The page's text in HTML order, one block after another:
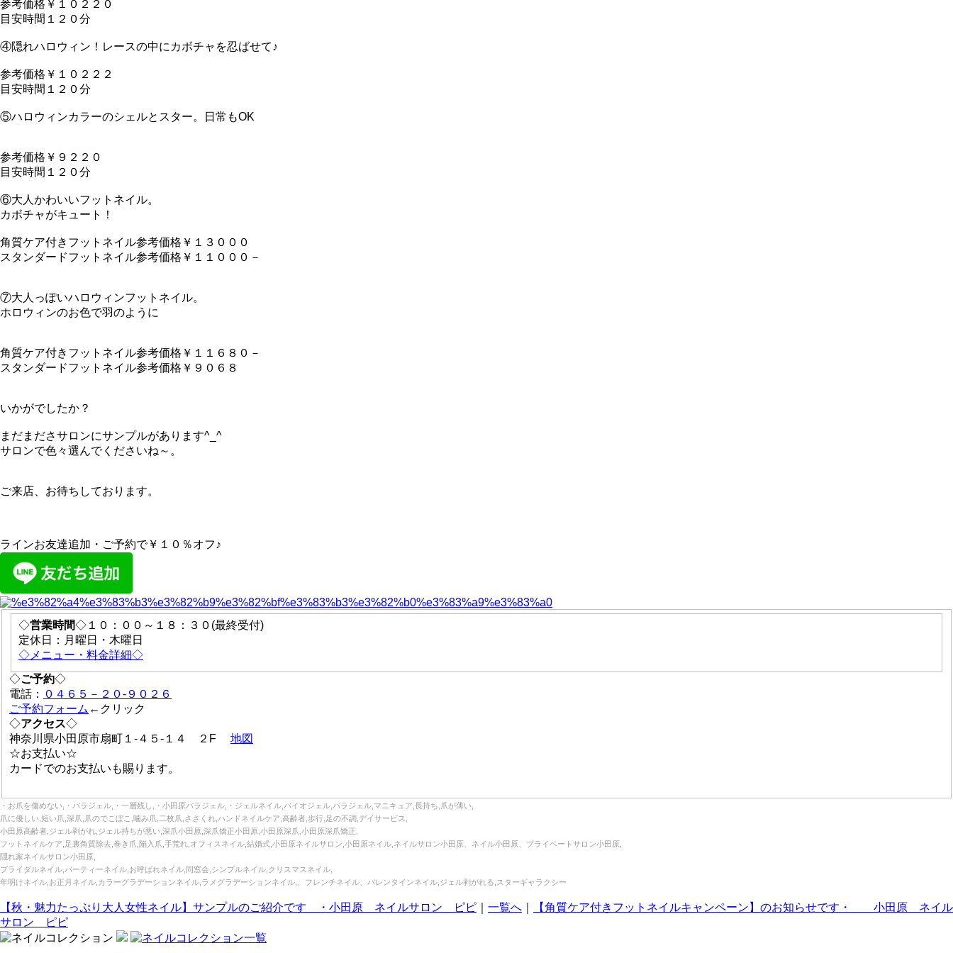
参考価格￥１０２２０
目安時間１２０分
④隠れハロウィン！レースの中にカボチャを忍ばせて♪
参考価格￥１０２２２
目安時間１２０分
⑤ハロウィンカラーのシェルとスター。日常もOK
参考価格￥９２２０
目安時間１２０分
⑥大人かわいいフットネイル。
カボチャがキュート！
角質ケア付きフットネイル参考価格￥１３０００
スタンダードフットネイル参考価格￥１１０００－
⑦大人っぽいハロウィンフットネイル。
ホロウィンのお色で羽のように
角質ケア付きフットネイル参考価格￥１１６８０－
スタンダードフットネイル参考価格￥９０６８
いかがでしたか？
まだまださサロンにサンプルがあります^_^
サロンで色々選んでくださいね～。
ご来店、お待ちしております。
ラインお友達追加・ご予約で￥１０％オフ♪
◇営業時間◇１０：００～１８：３０(最終受付)
定休日：月曜日・木曜日
◇メニュー・料金詳細◇
◇ご予約◇
電話： ０４６５－２０-９０２６
ご予約フォーム ←クリック
◇アクセス◇
神奈川県小田原市扇町１-４５-１４ ２F 地図
☆お支払い☆
カードでのお支払いも賜ります。
・お爪を傷めない,・パラジェル,・一層残し,・小田原パラジェル,・ジェルネイル,バイオジェル,パラジェル,マニキュア,長持ち,爪が薄い,
爪に優しい,短い爪,深爪,爪のでこぼこ,噛み爪,二枚爪,ささくれ,ハンドネイルケア,高齢者,歩行,足の不調,デイサービス,
小田原高齢者,ジェル剥がれ,ジェル持ちが悪い,深爪小田原,深爪矯正小田原,小田原深爪,小田原深爪矯正,
フットネイルケア,足裏角質除去,巻き爪,陥入爪,手荒れ,オフィスネイル,結婚式,小田原ネイルサロン,小田原ネイル,ネイルサロン小田原、ネイル小田原、プライベートサロン小田原,
隠れ家ネイルサロン小田原,
ブライダルネイル,パーティーネイル,お呼ばれネイル,同窓会,シンプルネイル,クリスマスネイル,
年明けネイル,お正月ネイル,カラーグラデーションネイル,ラメグラデーションネイル,、フレンチネイル、バレンタインネイル,ジェル剥がれる,スターギャラクシー
【秋・魅力たっぷり大人女性ネイル】サンプルのご紹介です ・小田原 ネイルサロン ピピ 一覧へ
【角質ケア付きフットネイルキャンペーン】のお知らせです・ 小田原 ネイル
サロン ピピ